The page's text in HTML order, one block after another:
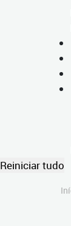
Reiniciar tudo